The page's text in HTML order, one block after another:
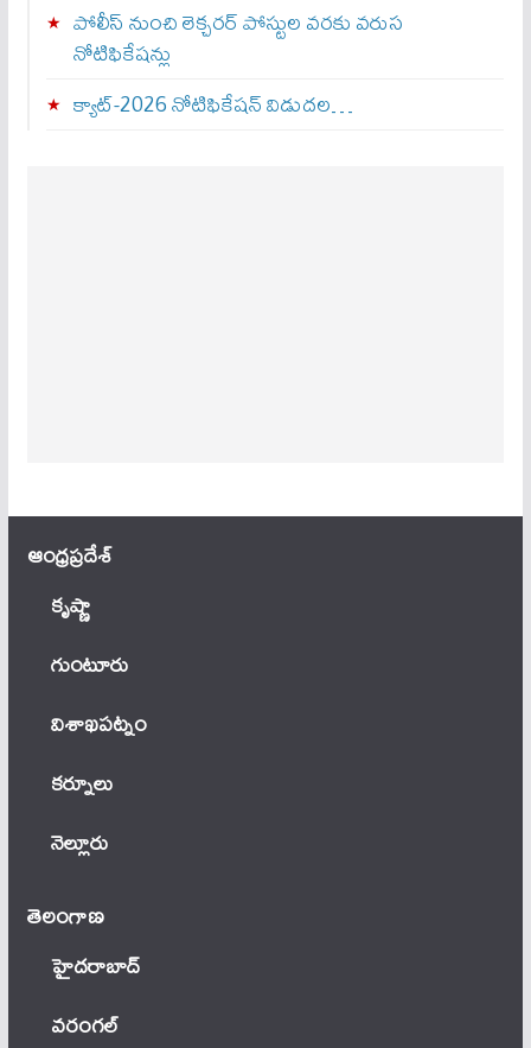
పోలీస్ నుంచి లెక్చరర్ పోస్టుల వరకు వరుస
నోటిఫికేషన్లు
క్యాట్-2026 నోటిఫికేషన్ విడుదల…
ఆంధ్ర‌ప్ర‌దేశ్
కృష్ణా
గుంటూరు
విశాఖపట్నం
కర్నూలు
నెల్లూరు
తెలంగాణ‌
హైదరాబాద్
వ‌రంగ‌ల్